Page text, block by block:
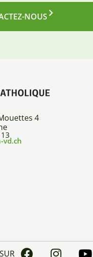
NOUS
4
vd.ch